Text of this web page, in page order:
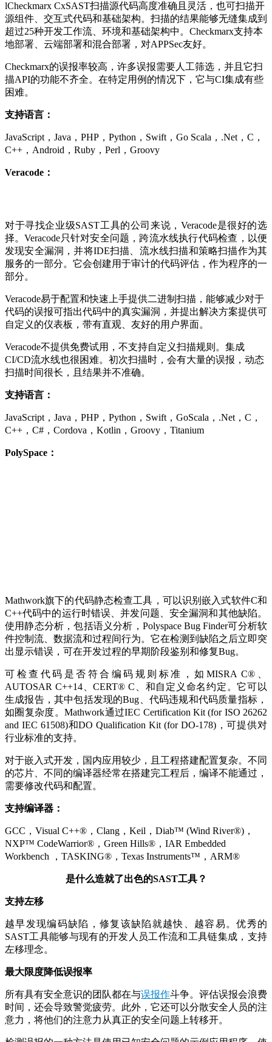
​lCheckmarx CxSAST扫描源代码高度准确且灵活，也可扫描开
源组件、交互式代码和基础架构。扫描的结果能够无缝集成到
超过25种开发工作流、环境和基础架构中。Checkmarx支持本
地部署、云端部署和混合部署，对APPSec友好。
Checkmarx的误报率较高，许多误报需要人工筛选，并且它扫
描API的功能不齐全。在特定用例的情况下，它与CI集成有些
困难。
支持语言：
JavaScript，Java，PHP，Python，Swift，Go Scala，.Net，C，
C++，Android，Ruby，Perl，Groovy
Veracode：
对于寻找企业级SAST工具的公司来说，Veracode是很好的选
择。Veracode只针对安全问题，跨流水线执行代码检查，以便
发现安全漏洞，并将IDE扫描、流水线扫描和策略扫描作为其
服务的一部分。它会创建用于审计的代码评估，作为程序的一
部分。
Veracode易于配置和快速上手提供二进制扫描，能够减少对于
代码的误报可指出代码中的真实漏洞，并提出解决方案提供可
自定义的仪表板，带有直观、友好的用户界面。
Veracode不提供免费试用，不支持自定义扫描规则。集成
CI/CD流水线也很困难。初次扫描时，会有大量的误报，动态
扫描时间很长，且结果并不准确。
支持语言：
JavaScript，Java，PHP，Python，Swift，GoScala，.Net，C，
C++，C#，Cordova，Kotlin，Groovy，Titanium
PolySpace：
Mathwork旗下的代码静态检查工具，可以识别嵌入式软件C和
C++代码中的运行时错误、并发问题、安全漏洞和其他缺陷。
使用静态分析，包括语义分析，Polyspace Bug Finder可分析软
件控制流、数据流和过程间行为。它在检测到缺陷之后立即突
出显示错误，可在开发过程的早期阶段鉴别和修复Bug。
可检查代码是否符合编码规则标准，如MISRA C®、
AUTOSAR C++14、CERT® C、和自定义命名约定。它可以
生成报告，其中包括发现的Bug、代码违规和代码质量指标，
如圈复杂度。Mathwork通过IEC Certification Kit (for ISO 26262
and IEC 61508)和DO Qualification Kit (for DO-178)，可提供对
行业标准的支持。
对于嵌入式开发，国内应用较少，且工程搭建配置复杂。不同
的芯片、不同的编译器经常在搭建完工程后，编译不能通过，
需要修改代码和配置。
支持编译器：
GCC，Visual C++®，Clang，Keil，Diab™ (Wind River®)，
NXP™ CodeWarrior®，Green Hills®，IAR Embedded
Workbench ，TASKING®，Texas Instruments™，ARM®
是什么造就了出色的SAST工具？
支持左移
越早发现编码缺陷，修复该缺陷就越快、越容易。优秀的
SAST工具能够与现有的开发人员工作流和工具链集成，支持
左移理念。
最大限度降低误报率
所有具有安全意识的团队都在与误报作斗争。评估误报会浪费
时间，还会导致警觉疲劳。此外，它还可以分散安全人员的注
意力，将他们的注意力从真正的安全问题上转移开。